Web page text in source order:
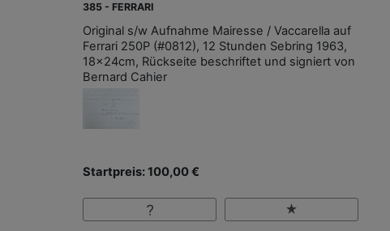
385 - FERRARI
Original s/w Aufnahme Mairesse / Vaccarella auf
Ferrari 250P (#0812), 12 Stunden Sebring 1963,
18x24cm, Rückseite beschriftet und signiert von
Bernard Cahier
Startpreis: 100,00 €